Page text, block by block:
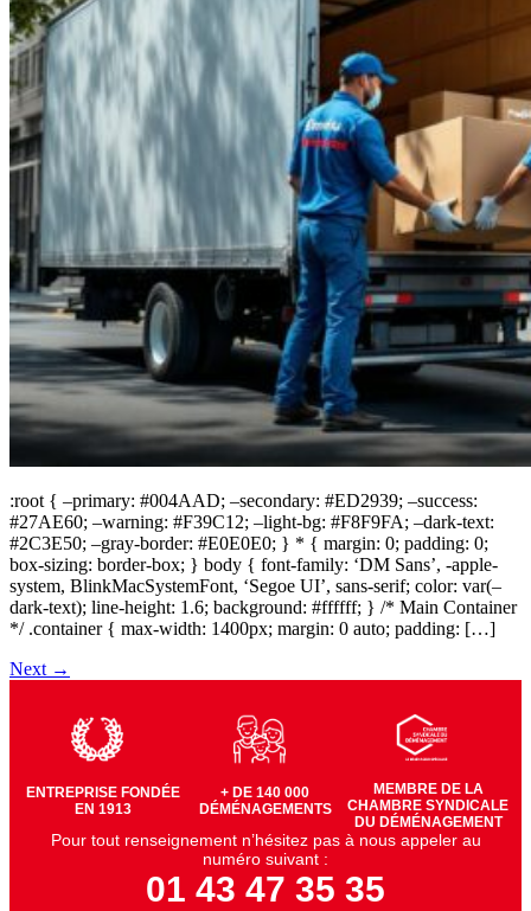
:root { –primary: #004AAD; –secondary: #ED2939; –success:
#27AE60; –warning: #F39C12; –light-bg: #F8F9FA; –dark-text:
#2C3E50; –gray-border: #E0E0E0; } * { margin: 0; padding: 0;
box-sizing: border-box; } body { font-family: ‘DM Sans’, -apple-
system, BlinkMacSystemFont, ‘Segoe UI’, sans-serif; color: var(–
dark-text); line-height: 1.6; background: #ffffff; } /* Main Container
*/ .container { max-width: 1400px; margin: 0 auto; padding: […]
Next →
ENTREPRISE FONDÉE
EN 1913
+ DE 140 000
DÉMÉNAGEMENTS
MEMBRE DE LA
CHAMBRE SYNDICALE
DU DÉMÉNAGEMENT
Pour tout renseignement n’hésitez pas à nous appeler au
numéro suivant :
01 43 47 35 35